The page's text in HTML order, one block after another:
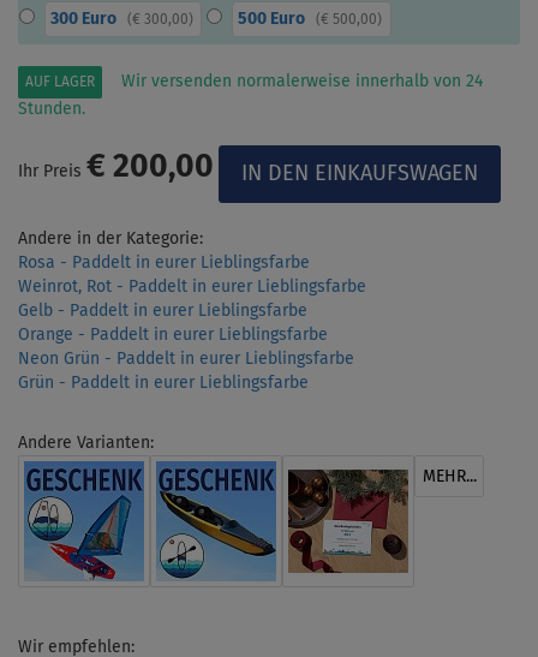
300 Euro ( € 300,00) 500 Euro (€ 500,00)
AUF LAGER
Wir versenden normalerweise innerhalb von 24
Stunden.
Ihr Preis € 200,00
Andere in der Kategorie:
Rosa - Paddelt in eurer Lieblingsfarbe
Weinrot, Rot - Paddelt in eurer Lieblingsfarbe
Gelb - Paddelt in eurer Lieblingsfarbe
Orange - Paddelt in eurer Lieblingsfarbe
Neon Grün - Paddelt in eurer Lieblingsfarbe
Grün - Paddelt in eurer Lieblingsfarbe
Andere Varianten:
MEHR...
Wir empfehlen: